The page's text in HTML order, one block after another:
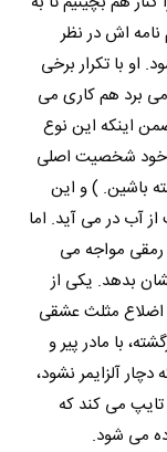
نامه اش در نظر
او با تکرار برخی
برد هم کاری می
اینکه این نوع
خود شخصیت اصلی
باشین. ) و این
آب در می آید. اما
رمقی مواجه می
بدهد. یکی از
مثلث عشقی
با مادر پیر و
آلزایمر نشود،
می کند که
می شود.